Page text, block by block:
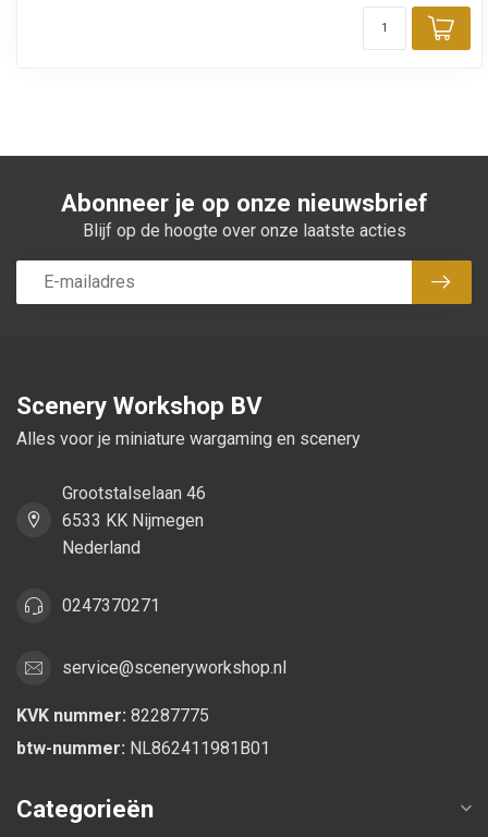
Abonneer je op onze nieuwsbrief
Blijf op de hoogte over onze laatste acties
Scenery Workshop BV
Alles voor je miniature wargaming en scenery
Grootstalselaan 46
6533 KK Nijmegen
Nederland
0247370271
service@sceneryworkshop.nl
KVK nummer: 82287775
btw-nummer: NL862411981B01
Categorieën